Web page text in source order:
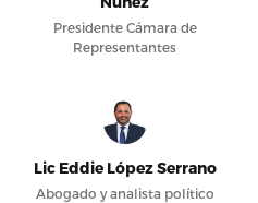
Presidente Cámara de
Representantes
Lic Eddie López Serrano
Abogado y analista político